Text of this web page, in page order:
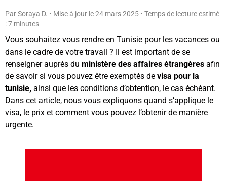
Par Soraya D. • Mise à jour le 24 mars 2025 • Temps de lecture estimé
: 7 minutes
Vous souhaitez vous rendre en Tunisie pour les vacances ou
dans le cadre de votre travail ? Il est important de se
renseigner auprès du ministère des affaires étrangères afin
de savoir si vous pouvez être exemptés de visa pour la
tunisie, ainsi que les conditions d’obtention, le cas échéant.
Dans cet article, nous vous expliquons quand s’applique le
visa, le prix et comment vous pouvez l’obtenir de manière
urgente.